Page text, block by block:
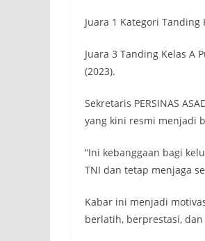
Juara 1 Kategori
Juara 3 Tanding Kelas A
(2023).
Sekretaris PERSINAS
yang kini resmi menjadi
“Ini kebanggaan bagi
TNI dan tetap menjaga
Kabar ini menjadi
berlatih, berprestasi,